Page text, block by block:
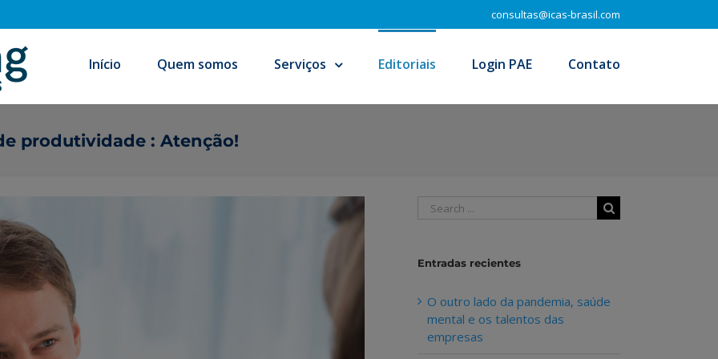
consultas@icas-brasil.com
Início Quem somos Serviços Editoriais Login PAE Contato
produtividade : Atenção!
Search
Entradas recientes
O outro lado da pandemia, saúde
mental e os talentos das
empresas